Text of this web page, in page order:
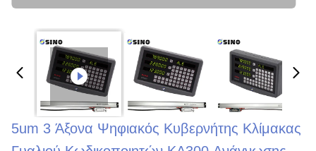
5um 3 Άξονα Ψηφιακός Κυβερνήτης Κλίμακας